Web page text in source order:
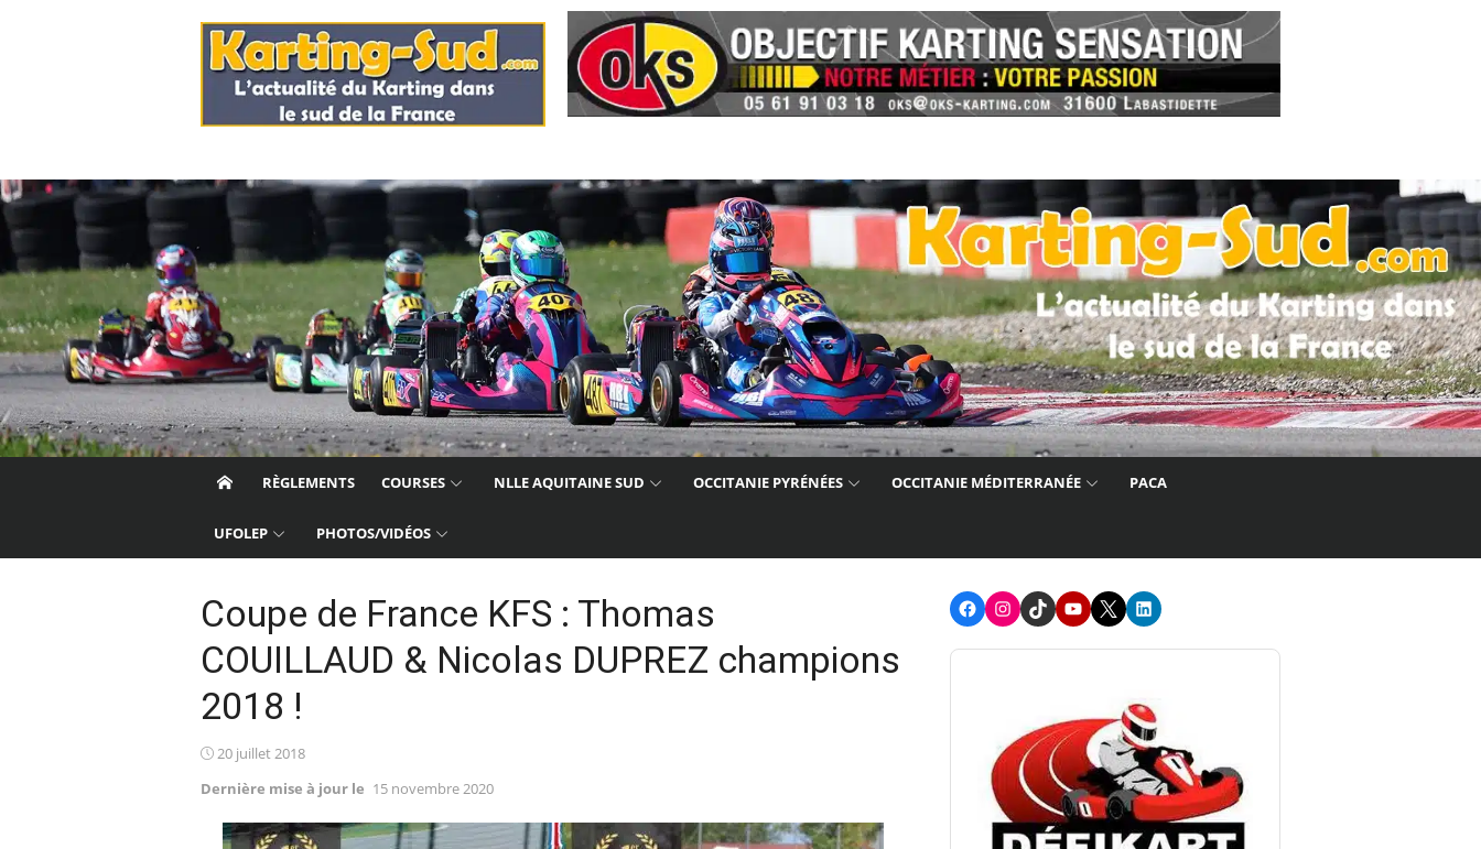
RÈGLEMENTS COURSES NLLE AQUITAINE SUD OCCITANIE PYRÉNÉES OCCITANIE MÉDITERRANÉE PACA
UFOLEP PHOTOS/VIDÉOS
Coupe de France KFS : Thomas
COUILLAUD & Nicolas DUPREZ champions
2018 !
Posted
20 juillet 2018
Dernière mise à jour le 15 novembre 2020
FacebookInstagram
TikTokYoutube
X LinkedIn